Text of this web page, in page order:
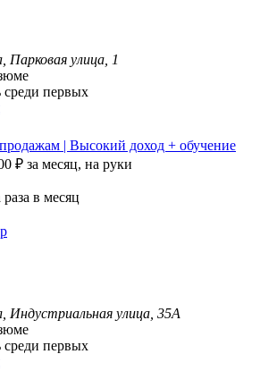
Парковая улица, 1
среди первых
| Высокий доход + обучение
₽ за месяц, на руки
в месяц
Индустриальная улица, 35А
среди первых